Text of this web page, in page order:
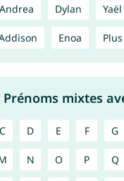
Andrea Dylan Yaël
Enoa
Prénoms mixtes
C D E F G
N O P Q